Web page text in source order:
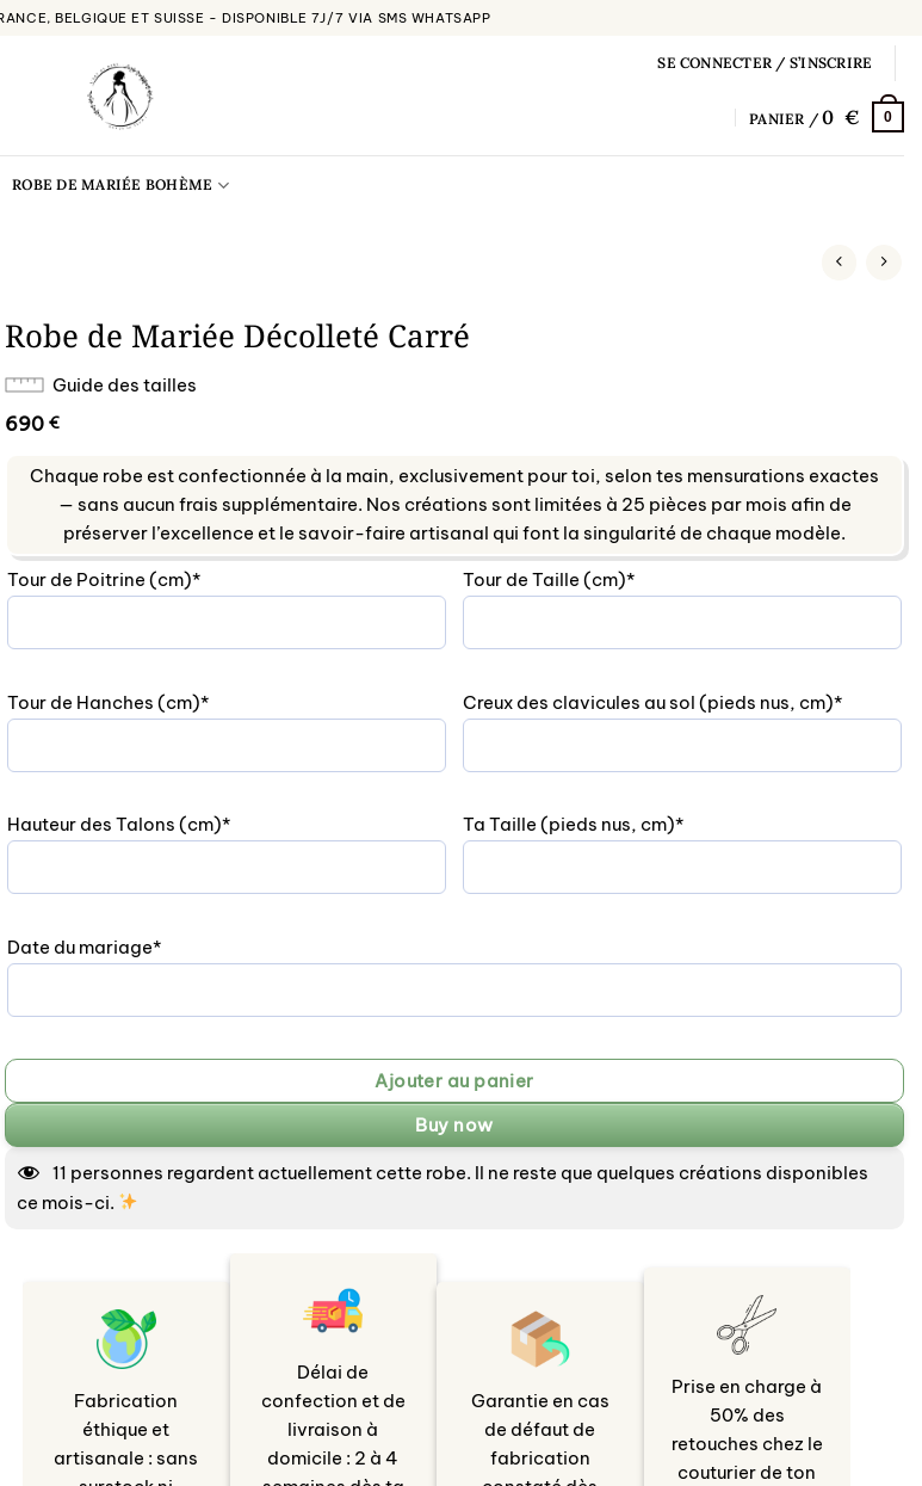
BELGIQUE ET SUISSE - DISPONIBLE 7J/7 VIA SMS WHATSAPP
SE CONNECTER / S’INSCRIRE
PANIER /0 0
ROBE DE MARIÉE BOHÈME
Robe de Mariée Décolleté Carré
Guide des tailles
690 €
Chaque robe est confectionnée à la main, exclusivement pour toi, selon tes mensurations exactes
— sans aucun frais supplémentaire. Nos créations sont limitées à 25 pièces par mois afin de
préserver l’excellence et le savoir-faire artisanal qui font la singularité de chaque modèle.
Tour de Poitrine (cm)*(required) Tour de Taille (cm)*(required)
Tour de Hanches (cm)*(required) Creux des clavicules au sol (pieds nus, cm)*
Hauteur des Talons (cm)*(required) Ta Taille (pieds nus, cm)*(required)
Date du mariage*(required)
Ajouter au panier
Buy now
11 personnes regardent actuellement cette robe. Il ne reste que quelques créations disponibles
ce mois-ci.
Fabrication
éthique et
artisanale : sans
Délai de
confection et de
livraison à
domicile : 2 à 4
Garantie en cas
de défaut de
fabrication
Prise en charge à
50% des
retouches chez le
couturier de ton